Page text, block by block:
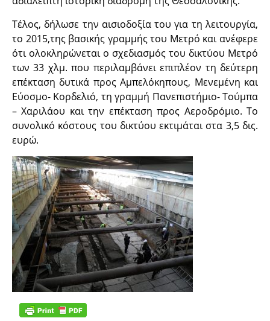
Τέλος, δήλωσε την αισιοδοξία του για τη λειτουργία,
το 2015,της βασικής γραμμής του Μετρό και ανέφερε
ότι ολοκληρώνεται ο σχεδιασμός του δικτύου Μετρό
των 33 χλμ. που περιλαμβάνει επιπλέον τη δεύτερη
επέκταση δυτικά προς Αμπελόκηπους, Μενεμένη και
Εύοσμο- Κορδελιό, τη γραμμή Πανεπιστήμιο- Τούμπα
– Χαριλάου και την επέκταση προς Αεροδρόμιο. Το
συνολικό κόστους του δικτύου εκτιμάται στα 3,5 δις.
ευρώ.